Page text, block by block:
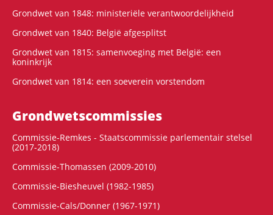
Grondwet van 1848: ministeriële verantwoordelijkheid
Grondwet van 1840: België afgesplitst
Grondwet van 1815: samenvoeging met België: een
koninkrijk
Grondwet van 1814: een soeverein vorstendom
Grondwets­commissies
Commissie-Remkes - Staatscommissie parlementair stelsel
(2017-2018)
Commissie-Thomassen (2009-2010)
Commissie-Biesheuvel (1982-1985)
Commissie-Cals/Donner (1967-1971)